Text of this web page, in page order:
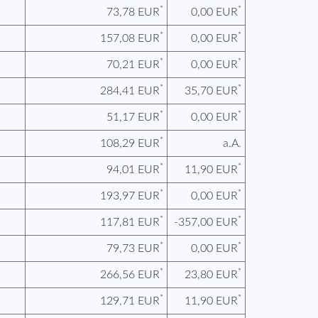
73,78 EUR* 0,00 EUR*
157,08 EUR* 0,00 EUR*
70,21 EUR* 0,00 EUR*
284,41 EUR* 35,70 EUR*
51,17 EUR* 0,00 EUR*
108,29 EUR* a.A.
94,01 EUR* 11,90 EUR*
193,97 EUR* 0,00 EUR*
117,81 EUR* -357,00 EUR*
79,73 EUR* 0,00 EUR*
266,56 EUR* 23,80 EUR*
129,71 EUR* 11,90 EUR*